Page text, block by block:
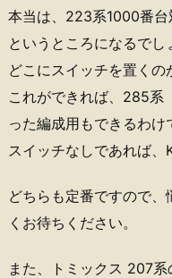
本当は、223系1000番台
というところになるでし
どこにスイッチを置くの
これができれば、285系
った編成用もできるわけ
スイッチなしであれば、
どちらも定番ですので
くお待ちください。
また、トミックス 207